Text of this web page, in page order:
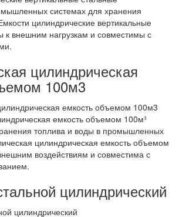
системах для хранения
цилиндрические вертикальные
к внешним нагрузкам и совместимы с
цилиндрическая
100м3
емкость объемом 100м³
топлива и воды в промышленных
цилиндрическая емкость объемом
воздействиям и совместима с
цилиндрический